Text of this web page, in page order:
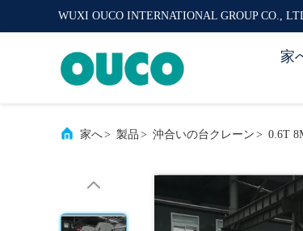
WUXI OUCO INTERNATIONAL GROUP CO.,
家
家へ> 製品 > 沖合いの台クレーン > 0.6T